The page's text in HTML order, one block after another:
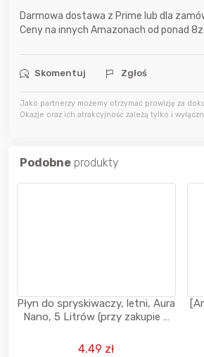
Darmowa dostawa z Prime lub dla
Ceny na innych Amazonach od ponad
Skomentuj Zgłoś
Jako partnerzy możemy otrzymać prowizję za
Okazje oraz ich atrakcyjność zależą tylko i
Podobne produkty
Płyn do spryskiwaczy, letni, Aura
Nano, 5 Litrów (przy zakupie 2
4.49 zł
7 godzin temu
9 godzin temu